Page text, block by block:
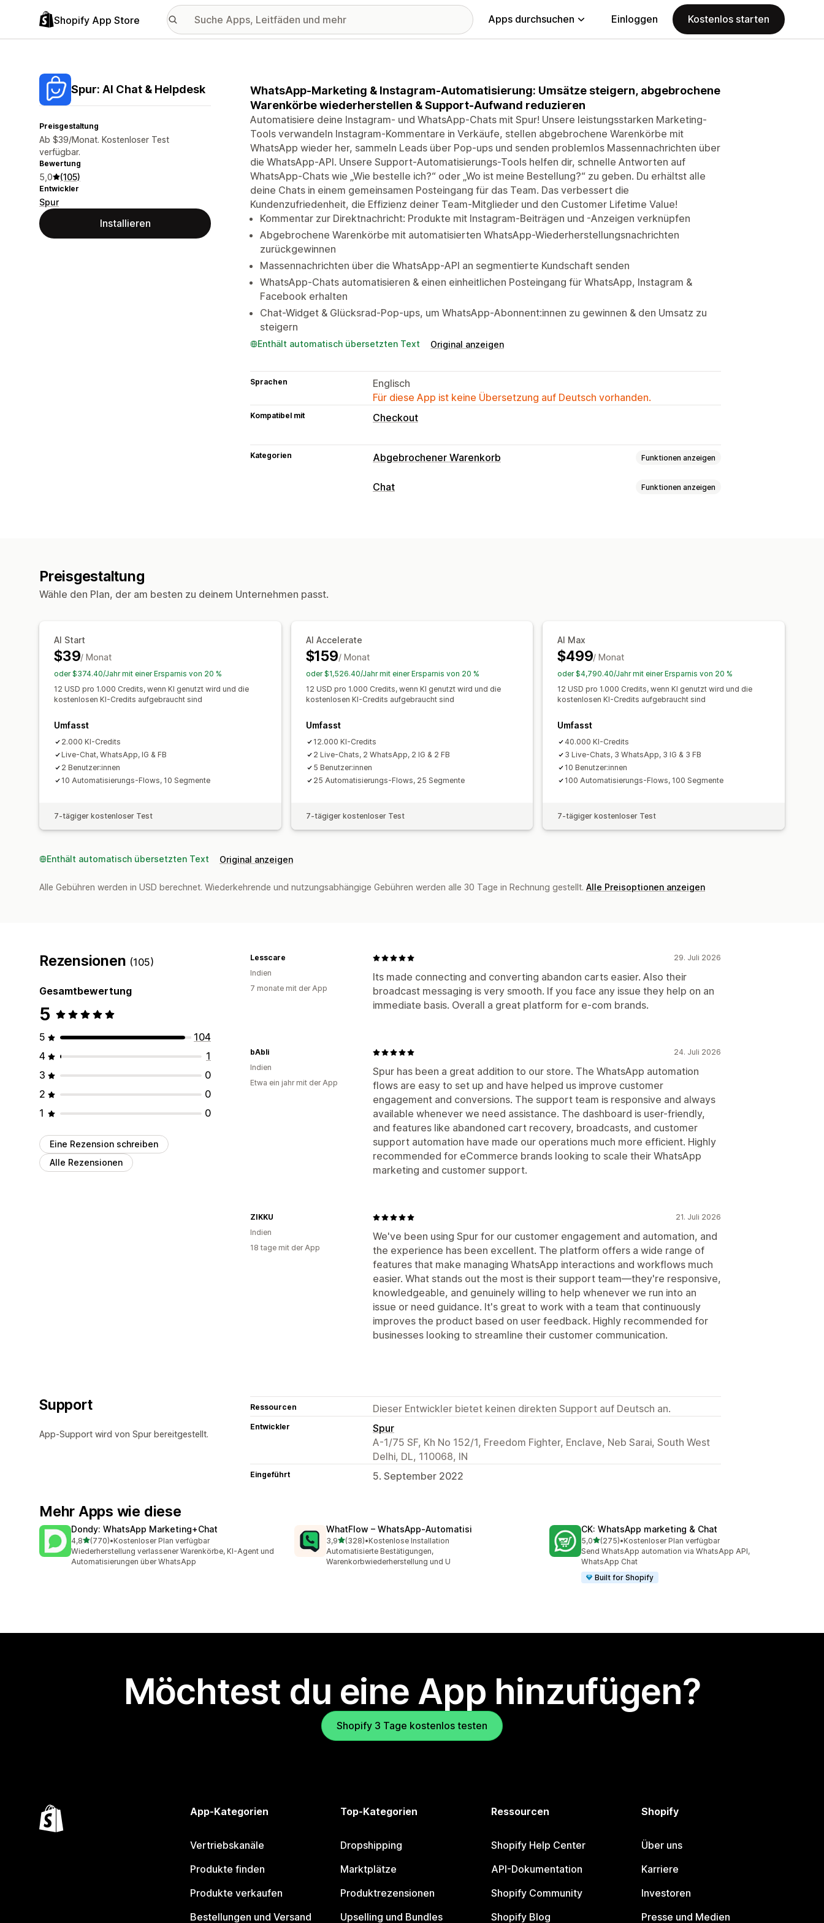
Shopify App Store Apps durchsuchen Einloggen Kostenlos starten
Spur: AI Chat & Helpdesk
Preisgestaltung
Ab $39/Monat. Kostenloser Test
verfügbar.
Bewertung
5,0 (105)
Entwickler
Spur
Installieren
WhatsApp-Marketing & Instagram-Automatisierung: Umsätze steigern, abgebrochene
Warenkörbe wiederherstellen & Support-Aufwand reduzieren
Automatisiere deine Instagram- und WhatsApp-Chats mit Spur! Unsere leistungsstarken Marketing-
Tools verwandeln Instagram-Kommentare in Verkäufe, stellen abgebrochene Warenkörbe mit
WhatsApp wieder her, sammeln Leads über Pop-ups und senden problemlos Massennachrichten über
die WhatsApp-API. Unsere Support-Automatisierungs-Tools helfen dir, schnelle Antworten auf
WhatsApp-Chats wie „Wie bestelle ich?“ oder „Wo ist meine Bestellung?“ zu geben. Du erhältst alle
deine Chats in einem gemeinsamen Posteingang für das Team. Das verbessert die
Kundenzufriedenheit, die Effizienz deiner Team-Mitglieder und den Customer Lifetime Value!
Kommentar zur Direktnachricht: Produkte mit Instagram-Beiträgen und -Anzeigen verknüpfen
Abgebrochene Warenkörbe mit automatisierten WhatsApp-Wiederherstellungsnachrichten
zurückgewinnen
Massennachrichten über die WhatsApp-API an segmentierte Kundschaft senden
WhatsApp-Chats automatisieren & einen einheitlichen Posteingang für WhatsApp, Instagram &
Facebook erhalten
Chat-Widget & Glücksrad-Pop-ups, um WhatsApp-Abonnent:innen zu gewinnen & den Umsatz zu
steigern
Enthält automatisch übersetzten Text Original anzeigen
Sprachen
Englisch
Für diese App ist keine Übersetzung auf Deutsch vorhanden.
Kompatibel mit Checkout
Kategorien Abgebrochener Warenkorb Funktionen anzeigen
Warenkorbwiederherstellung
Targeting-Regeln
Chat Funktionen anzeigen
Produktempfehlungen
Versandbenachrichtigungen
Transkript senden
Anpassung
Farbe und Schriftart
Emojis und Sticker Chatfenster Geschäftszeiten
Preisgestaltung
Wähle den Plan, der am besten zu deinem Unternehmen passt.
AI Start
$39/ Monat
oder $374.40/Jahr mit einer Ersparnis von 20 %
12 USD pro 1.000 Credits, wenn KI genutzt wird und die
kostenlosen KI-Credits aufgebraucht sind
Umfasst
2.000 KI-Credits
Live-Chat, WhatsApp, IG & FB
2 Benutzer:innen
10 Automatisierungs-Flows, 10 Segmente
7-tägiger kostenloser Test
AI Accelerate
$159/ Monat
oder $1,526.40/Jahr mit einer Ersparnis von 20 %
12 USD pro 1.000 Credits, wenn KI genutzt wird und die
kostenlosen KI-Credits aufgebraucht sind
Umfasst
12.000 KI-Credits
2 Live-Chats, 2 WhatsApp, 2 IG & 2 FB
5 Benutzer:innen
25 Automatisierungs-Flows, 25 Segmente
7-tägiger kostenloser Test
AI Max
$499/ Monat
oder $4,790.40/Jahr mit einer Ersparnis von 20 %
12 USD pro 1.000 Credits, wenn KI genutzt wird und die
kostenlosen KI-Credits aufgebraucht sind
Umfasst
40.000 KI-Credits
3 Live-Chats, 3 WhatsApp, 3 IG & 3 FB
10 Benutzer:innen
100 Automatisierungs-Flows, 100 Segmente
7-tägiger kostenloser Test
Enthält automatisch übersetzten Text Original anzeigen
Alle Gebühren werden in USD berechnet. Wiederkehrende und nutzungsabhängige Gebühren werden alle 30 Tage in Rechnung gestellt. Alle Preisoptionen anzeigen
Rezensionen (105)
Gesamtbewertung
5
5
104
4
1
3
0
2
0
1
0
Eine Rezension schreiben
Alle Rezensionen
29. Juli 2026
Its made connecting and converting abandon carts easier. Also their
broadcast messaging is very smooth. If you face any issue they help on an
immediate basis. Overall a great platform for e-com brands.
Lesscare
Indien
7 monate mit der App
24. Juli 2026
Spur has been a great addition to our store. The WhatsApp automation
flows are easy to set up and have helped us improve customer
engagement and conversions. The support team is responsive and always
available whenever we need assistance. The dashboard is user-friendly,
and features like abandoned cart recovery, broadcasts, and customer
support automation have made our operations much more efficient. Highly
recommended for eCommerce brands looking to scale their WhatsApp
marketing and customer support.
bAbli
Indien
Etwa ein jahr mit der App
21. Juli 2026
We've been using Spur for our customer engagement and automation, and
the experience has been excellent. The platform offers a wide range of
features that make managing WhatsApp interactions and workflows much
easier. What stands out the most is their support team—they're responsive,
knowledgeable, and genuinely willing to help whenever we run into an
issue or need guidance. It's great to work with a team that continuously
improves the product based on user feedback. Highly recommended for
businesses looking to streamline their customer communication.
ZIKKU
Indien
18 tage mit der App
Support
App-Support wird von Spur bereitgestellt.
Ressourcen Dieser Entwickler bietet keinen direkten Support auf Deutsch an.
Entwickler
Spur
A-1/75 SF, Kh No 152/1, Freedom Fighter, Enclave, Neb Sarai, South West
Delhi, DL, 110068, IN
Eingeführt 5. September 2022
Mehr Apps wie diese
Dondy: WhatsApp Marketing+Chat
4,8von 5 Sternen
(770)
770 Rezensionen insgesamt
•Kostenloser Plan verfügbar
Wiederherstellung verlassener Warenkörbe, KI-Agent und
Automatisierungen über WhatsApp
WhatFlow – WhatsApp‑Automatisi
3,9von 5 Sternen
(328)
328 Rezensionen insgesamt
•Kostenlose Installation
Automatisierte Bestätigungen,
Warenkorbwiederherstellung und U
CK: WhatsApp marketing & Chat
5,0von 5 Sternen
(275)
275 Rezensionen insgesamt
•Kostenloser Plan verfügbar
Send WhatsApp automation via WhatsApp API,
WhatsApp Chat
Built for Shopify
Möchtest du eine App hinzufügen?
Shopify 3 Tage kostenlos testen
App-Kategorien
Vertriebskanäle
Produkte finden
Produkte verkaufen
Bestellungen und Versand
Top-Kategorien
Dropshipping
Marktplätze
Produktrezensionen
Upselling und Bundles
Ressourcen
Shopify Help Center
API-Dokumentation
Shopify Community
Shopify Blog
Shopify
Über uns
Karriere
Investoren
Presse und Medien